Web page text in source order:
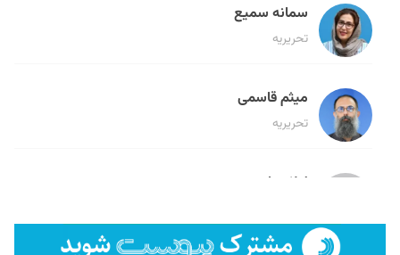
سمانه سمیع
تحریریه
میثم قاسمی
تحریریه
لیلا حنارود